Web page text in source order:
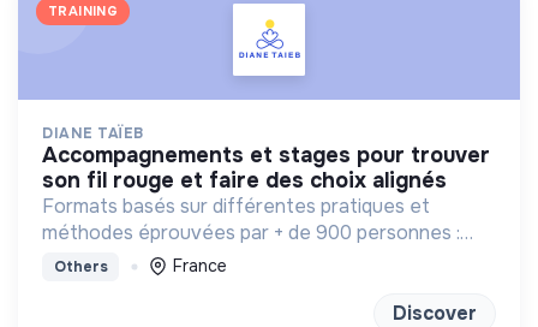
TRAINING
DIANE TAÏEB
accompagnements et stages pour trouver
son fil rouge et faire des choix alignés
Formats basés sur différentes pratiques et
méthodes éprouvées par + de 900 personnes :
bilan de competences, enneagramme et
Others France
Discover